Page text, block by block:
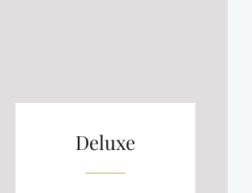
Deluxe